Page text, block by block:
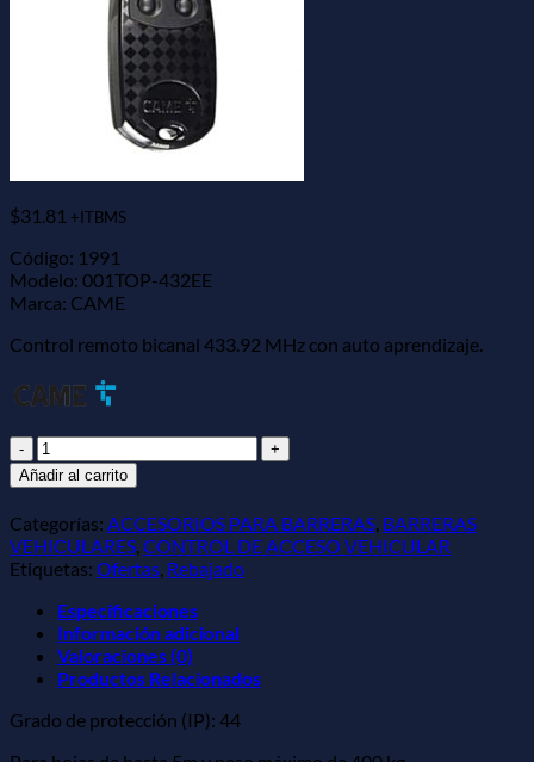
$31.81 +ITBMS
Código: 1991
Modelo: 001TOP-432EE
Marca: CAME
Control remoto bicanal 433.92 MHz con auto aprendizaje.
001TOP-
432EE
|
EMISOR
BICANAL
MULTIUSUARIOS
cantidad
Añadir al carrito
Categorías: ACCESORIOS PARA BARRERAS, BARRERAS
VEHICULARES, CONTROL DE ACCESO VEHICULAR
Etiquetas: Ofertas, Rebajado
Especificaciones
Información adicional
Valoraciones (0)
Productos Relacionados
Grado de protección (IP): 44